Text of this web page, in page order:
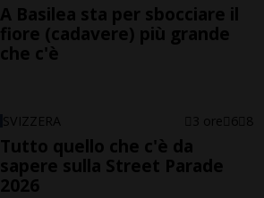
A Basilea sta per sbocciare il
fiore (cadavere) più grande
che c'è
SVIZZERA 3 ore 6 8
Tutto quello che c'è da
sapere sulla Street Parade
2026